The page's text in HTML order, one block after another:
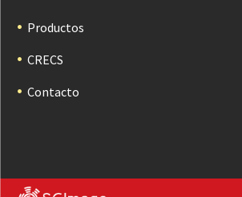
Productos
CRECS
Contacto